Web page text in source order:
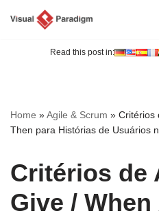
Read this post in:
Home »Agile & Scrum » Critérios
Then para Histórias de Usuários
Critérios de
Give /